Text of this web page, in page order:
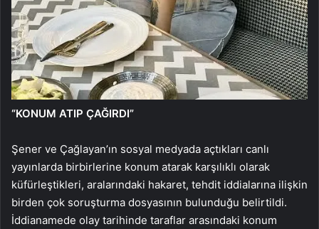
“KONUM ATIP ÇAĞIRDI”
Şener ve Çağlayan’ın sosyal medyada açtıkları canlı
yayınlarda birbirlerine konum atarak karşılıklı olarak
küfürleştikleri, aralarındaki hakaret, tehdit iddialarına ilişkin
birden çok soruşturma dosyasının bulunduğu belirtildi.
İddianamede olay tarihinde taraflar arasındaki konum